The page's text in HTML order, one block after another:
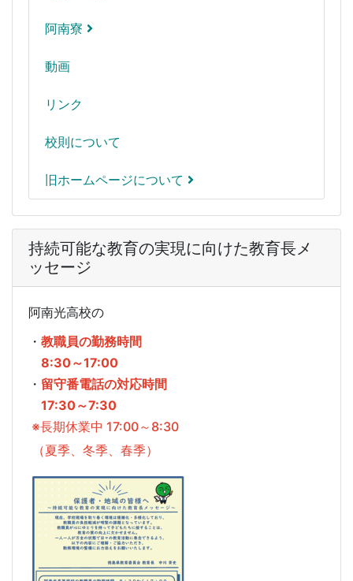
阿南寮
動画
リンク
校則について
旧ホームページについて
持続可能な教育の実現に向けた教育長メ
ッセージ
阿南光高校の
・ 教職員の勤務時間
8:30～17:00
・ 留守番電話の対応時間
17:30～7:30
※長期休業中 17:00～8:30
（夏季、冬季、春季）